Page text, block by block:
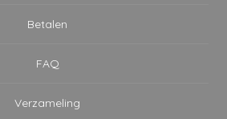
Betalen
FAQ
Verzameling